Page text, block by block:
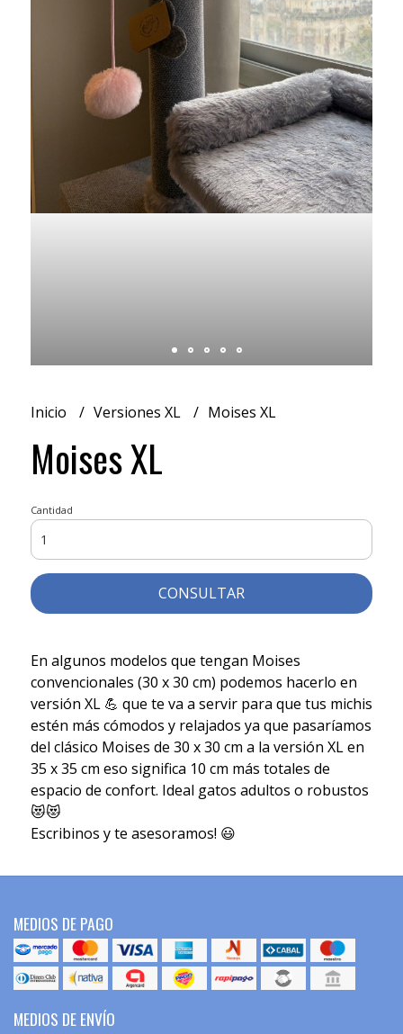
Inicio Versiones XL Moises XL
Moises XL
Cantidad
CONSULTAR
En algunos modelos que tengan Moises
convencionales (30 x 30 cm) podemos hacerlo en
versión XL 💪 que te va a servir para que tus michis
estén más cómodos y relajados ya que pasaríamos
del clásico Moises de 30 x 30 cm a la versión XL en
35 x 35 cm eso significa 10 cm más totales de
espacio de confort. Ideal gatos adultos o robustos
😻😻
Escribinos y te asesoramos! 😃
MEDIOS DE PAGO
MEDIOS DE ENVÍO